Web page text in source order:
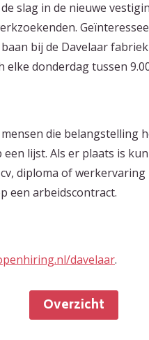
slag in de nieuwe
bij de Davelaar
donderdag tussen
die belangstelling
lijst. Als er plaats is
diploma of
een arbeidscontract.
davelaar.
Overzicht